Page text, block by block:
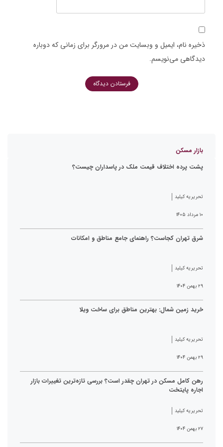
ذخیره نام، ایمیل و وبسایت من در مرورگر برای زمانی که دوباره
دیدگاهی می‌نویسم.
بازار مسکن
پشت پرده اختلاف قیمت ملک در پاسداران چیست؟
تحریریه کیلید
۱۰ مرداد ۱۴۰۵
شرق تهران کجاست؟ راهنمای جامع مناطق و امکانات
تحریریه کیلید
۲۹ بهمن ۱۴۰۴
خرید زمین شمال: بهترین مناطق برای ساخت ویلا
تحریریه کیلید
۲۹ بهمن ۱۴۰۴
رهن کامل مسکن در تهران چقدر است؟ بررسی تازه‌ترین تغییرات بازار
اجاره پایتخت
تحریریه کیلید
۲۷ بهمن ۱۴۰۴